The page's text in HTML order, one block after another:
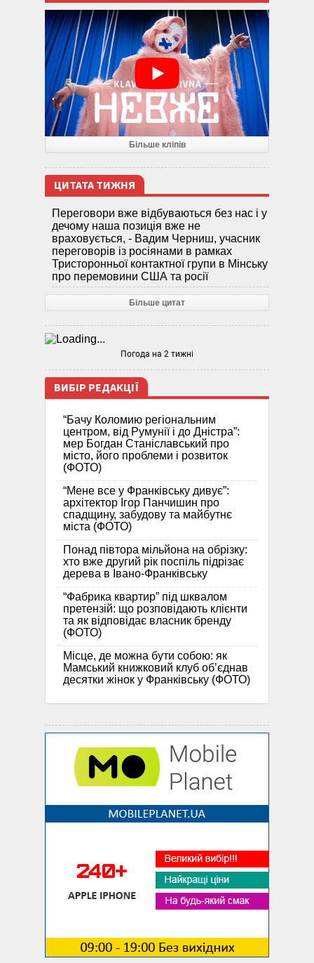
Більше кліпів
ЦИТАТА ТИЖНЯ
Переговори вже відбуваються без нас і у
дечому наша позиція вже не
враховується, - Вадим Черниш, учасник
переговорів із росіянами в рамках
Тристоронньої контактної групи в Мінську
про перемовини США та росії
Більше цитат
Погода на 2 тижні
ВИБІР РЕДАКЦІЇ
“Бачу Коломию регіональним
центром, від Румунії і до Дністра”:
мер Богдан Станіславський про
місто, його проблеми і розвиток
(ФОТО)
“Мене все у Франківську дивує”:
архітектор Ігор Панчишин про
спадщину, забудову та майбутнє
міста (ФОТО)
Понад півтора мільйона на обрізку:
хто вже другий рік поспіль підрізає
дерева в Івано-Франківську
“Фабрика квартир” під шквалом
претензій: що розповідають клієнти
та як відповідає власник бренду
(ФОТО)
Місце, де можна бути собою: як
Мамський книжковий клуб об’єднав
десятки жінок у Франківську (ФОТО)